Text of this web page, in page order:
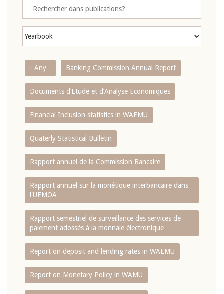
- Any - Banking Commission Annual Report
Documents d’Etude et d’Analyse Economiques
Financial Inclusion statistics in WAEMU
Quaterly Statistical Bulletin
Rapport annuel de la Commission Bancaire
Rapport annuel sur la monétique interbancaire dans
l'UEMOA
Rapport semestriel de surveillance des services de
paiement adossés à la monnaie électronique
Report on deposit and lending rates in WAEMU
Report on Monetary Policy in WAMU